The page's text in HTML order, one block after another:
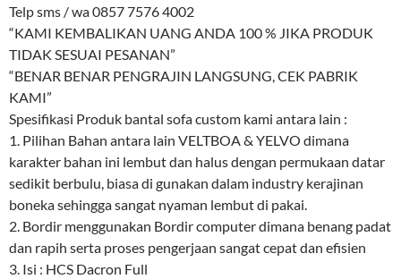
Telp sms / wa 0857 7576 4002
“KAMI KEMBALIKAN UANG ANDA 100 % JIKA PRODUK
TIDAK SESUAI PESANAN”
“BENAR BENAR PENGRAJIN LANGSUNG, CEK PABRIK
KAMI”
Spesifikasi Produk bantal sofa custom kami antara lain :
1. Pilihan Bahan antara lain VELTBOA & YELVO dimana
karakter bahan ini lembut dan halus dengan permukaan datar
sedikit berbulu, biasa di gunakan dalam industry kerajinan
boneka sehingga sangat nyaman lembut di pakai.
2. Bordir menggunakan Bordir computer dimana benang padat
dan rapih serta proses pengerjaan sangat cepat dan efisien
3. Isi : HCS Dacron Full